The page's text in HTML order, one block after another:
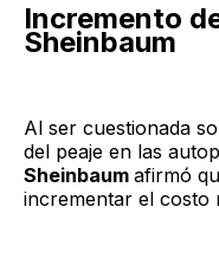
Incremento
Sheinbaum
Al ser cuestionada
del peaje en las
Sheinbaum afirmó
incrementar el costo